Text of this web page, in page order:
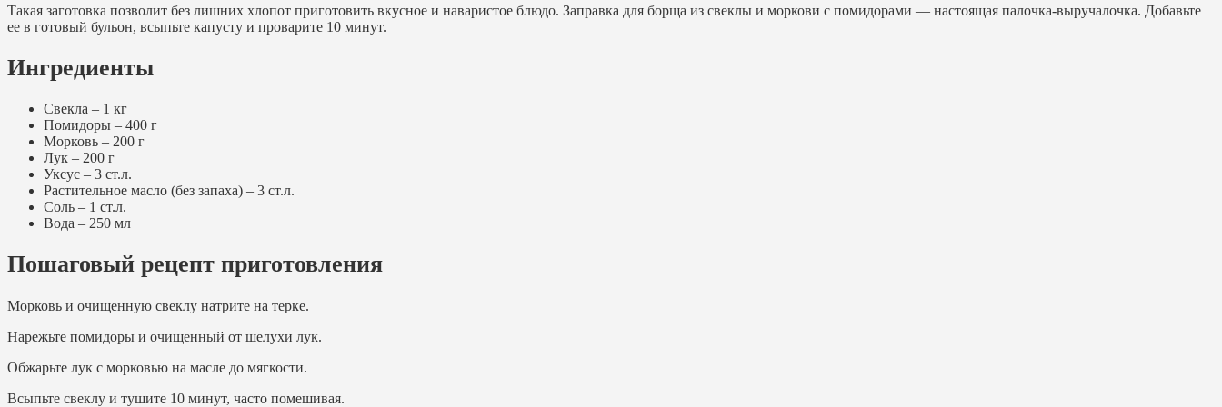
Такая заготовка позволит без лишних хлопот приготовить вкусное и наваристое блюдо. Заправка для борща из свеклы и моркови с помидорами — настоящая палочка-выручалочка. Добавьте
ее в готовый бульон, всыпьте капусту и проварите 10 минут.
Ингредиенты
Свекла – 1 кг
Помидоры – 400 г
Морковь – 200 г
Лук – 200 г
Уксус – 3 ст.л.
Растительное масло (без запаха) – 3 ст.л.
Соль – 1 ст.л.
Вода – 250 мл
Пошаговый рецепт приготовления
Морковь и очищенную свеклу натрите на терке.
Нарежьте помидоры и очищенный от шелухи лук.
Обжарьте лук с морковью на масле до мягкости.
Всыпьте свеклу и тушите 10 минут, часто помешивая.